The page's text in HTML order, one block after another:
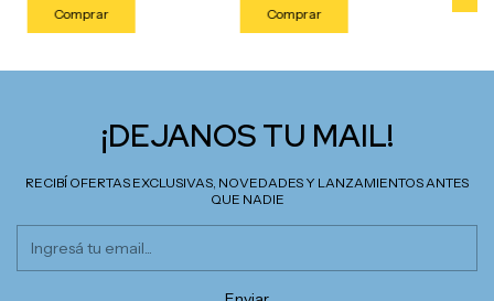
¡DEJANOS TU MAIL!
RECIBÍ OFERTAS EXCLUSIVAS, NOVEDADES Y LANZAMIENTOS ANTES
QUE NADIE